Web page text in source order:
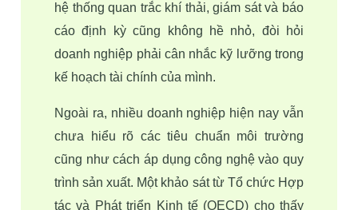
hệ thống quan trắc khí thải, giám sát và báo
cáo định kỳ cũng không hề nhỏ, đòi hỏi
doanh nghiệp phải cân nhắc kỹ lưỡng trong
kế hoạch tài chính của mình.
Ngoài ra, nhiều doanh nghiệp hiện nay vẫn
chưa hiểu rõ các tiêu chuẩn môi trường
cũng như cách áp dụng công nghệ vào quy
trình sản xuất. Một khảo sát từ Tổ chức Hợp
tác và Phát triển Kinh tế (OECD) cho thấy